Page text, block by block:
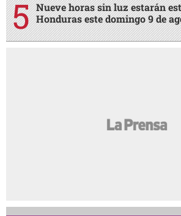
Nueve horas sin luz estarán
Honduras este domingo 9 de